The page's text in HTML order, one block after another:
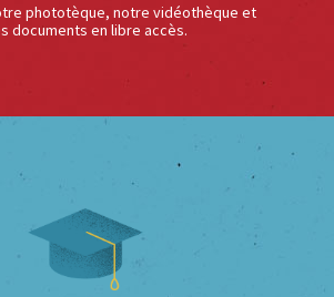
phototèque, notre vidéothèque et
documents en libre accès.